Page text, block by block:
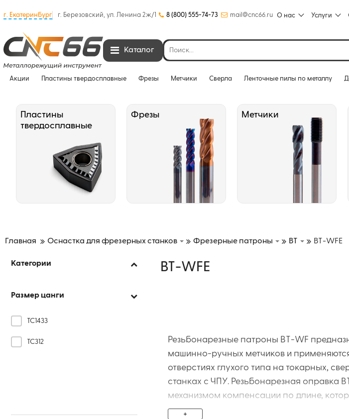
г. Екатеринбург г. Березовский, ул. Ленина 2ж/1 8 (800) 555-74-73 mail@cnc66.ru О нас Услуги
Каталог
Акции Пластины твердосплавные Фрезы Метчики Сверла Ленточные пилы по металлу
Пластины
твердосплавные
Фрезы Метчики
Главная Оснастка для фрезерных станков Фрезерные патроны BT BT-WFE
Категории
Размер цанги
TC1433
TC312
BT-WFE
Резьбонарезные патроны BT-WF
машинно-ручных метчиков и
отверстиях глухого типа на токарных,
станках с ЧПУ. Резьбонарезная оправка
механизмом компенсации по длине,
срок службы режущего инструмента и
+